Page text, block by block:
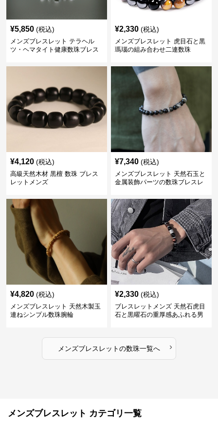
¥5,850 (税込)
メンズブレスレット テラヘル
ツ・ヘマタイト健康数珠ブレス
¥2,330 (税込)
メンズブレスレット 虎目石と黒
瑪瑙の組み合わせ二連数珠
¥4,120 (税込)
高級天然木材 黒檀 数珠 ブレス
レットメンズ
¥7,340 (税込)
メンズブレスレット 天然石玉と
金属装飾パーツの数珠ブレスレ
¥4,820 (税込)
メンズブレスレット 天然木製玉
連ねシンプル数珠腕輪
¥2,330 (税込)
ブレスレットメンズ 天然石虎目
石と黒曜石の重厚感あふれる男
メンズブレスレットの数珠一覧へ ›
メンズブレスレット カテゴリ一覧